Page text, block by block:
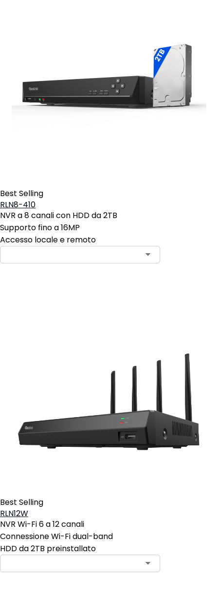
Best Selling
RLN8-410
NVR a 8 canali con HDD da 2TB
Supporto fino a 16MP
Accesso locale e remoto
Best Selling
RLN12W
NVR Wi-Fi 6 a 12 canali
Connessione Wi-Fi dual-band
HDD da 2TB preinstallato